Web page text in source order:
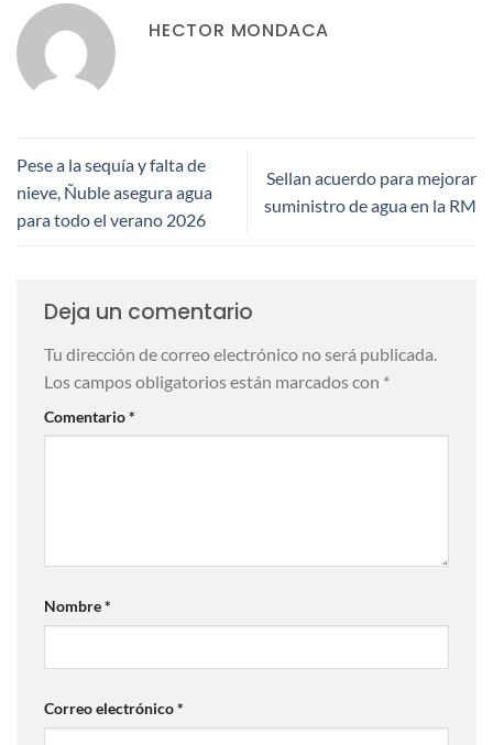
HECTOR MONDACA
Pese a la sequía y falta de
nieve, Ñuble asegura agua
para todo el verano 2026
Sellan acuerdo para mejorar
suministro de agua en la RM
Deja un comentario
Tu dirección de correo electrónico no será publicada.
Los campos obligatorios están marcados con *
Comentario*
Nombre*
Correo electrónico*